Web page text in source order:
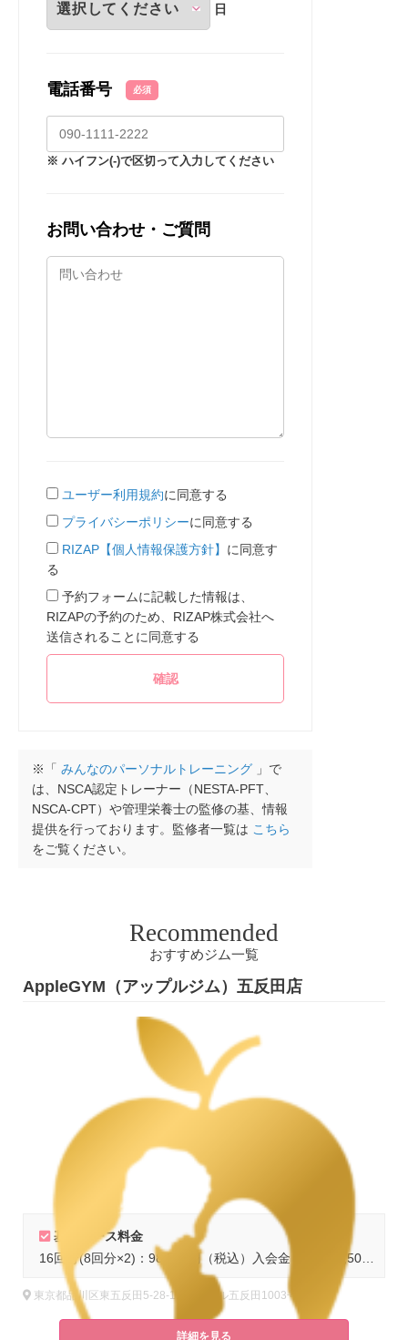
日
電話番号 必須
※ ハイフン(-)で区切って入力してください
お問い合わせ・ご質問
ユーザー利用規約に同意する
プライバシーポリシーに同意する
RIZAP【個人情報保護方針】 に同意す
る
予約フォームに記載した情報は、
RIZAPの予約のため、RIZAP株式会社へ
送信されることに同意する
※「 みんなのパーソナルトレーニング 」で
は、NSCA認定トレーナー（NESTA-PFT、
NSCA-CPT）や管理栄養士の監修の基、情報
提供を行っております。監修者一覧は こちら
をご覧ください。
Recommended
おすすめジム一覧
AppleGYM（アップルジム）五反田店
基本コース料金
東京都品川区東五反田5-28-11 クレール五反田1003号室
詳細を見る